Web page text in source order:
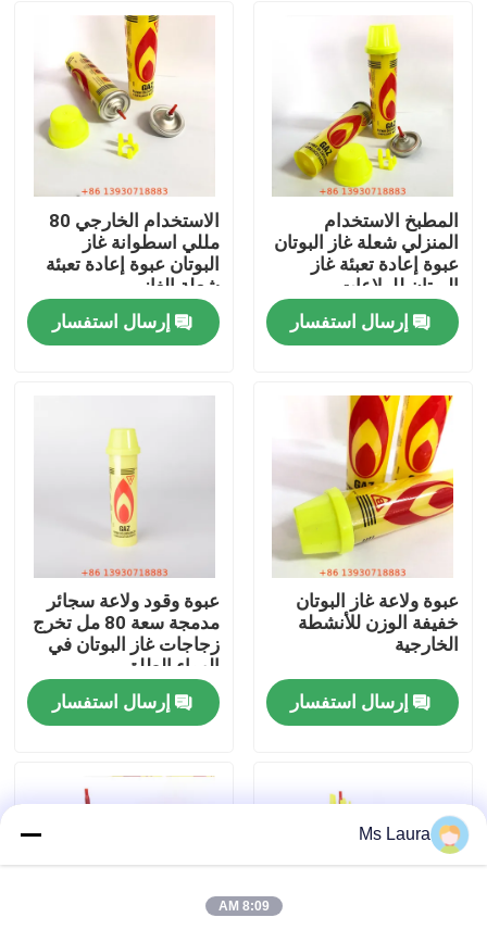
مسكن
أشرطة فيديو
معلومات عنا
جولة في المعمل
مراقبة الجودة
اتصل بنا
حالات
المطبخ الاستخدام
المنزلي شعلة غاز البوتان
عبوة إعادة تعبئة غاز
البوتان للولاعات
إرسال استفسار
الاستخدام الخارجي 80
مللي اسطوانة غاز
البوتان عبوة إعادة تعبئة
شعلة الغاز
إرسال استفسار
عبوة ولاعة غاز البوتان
خفيفة الوزن للأنشطة
الخارجية
إرسال استفسار
عبوة وقود ولاعة سجائر
مدمجة سعة 80 مل تخرج
زجاجات غاز البوتان في
الهواء الطلق
إرسال استفسار
Ms Laura
8:09 AM